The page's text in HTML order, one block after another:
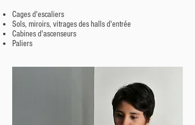
Cages d'escaliers
Sols, miroirs, vitrages des halls d'entrée
Cabines d'ascenseurs
Paliers